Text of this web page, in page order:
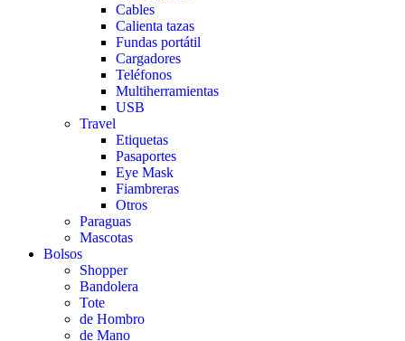
Cables
Calienta tazas
Fundas portátil
Cargadores
Teléfonos
Multiherramientas
USB
Travel
Etiquetas
Pasaportes
Eye Mask
Fiambreras
Otros
Paraguas
Mascotas
Bolsos
Shopper
Bandolera
Tote
de Hombro
de Mano